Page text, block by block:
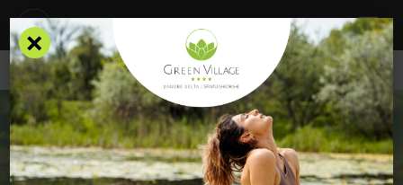
GREEN VILLAGE RESORT
×